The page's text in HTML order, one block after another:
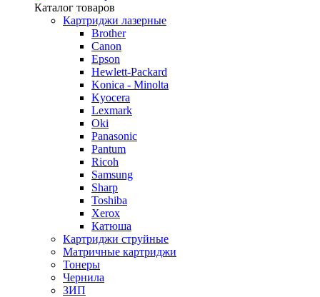
Каталог товаров
Картриджи лазерные
Brother
Canon
Epson
Hewlett-Packard
Konica - Minolta
Kyocera
Lexmark
Oki
Panasonic
Pantum
Ricoh
Samsung
Sharp
Toshiba
Xerox
Катюша
Картриджи струйные
Матричные картриджи
Тонеры
Чернила
ЗИП